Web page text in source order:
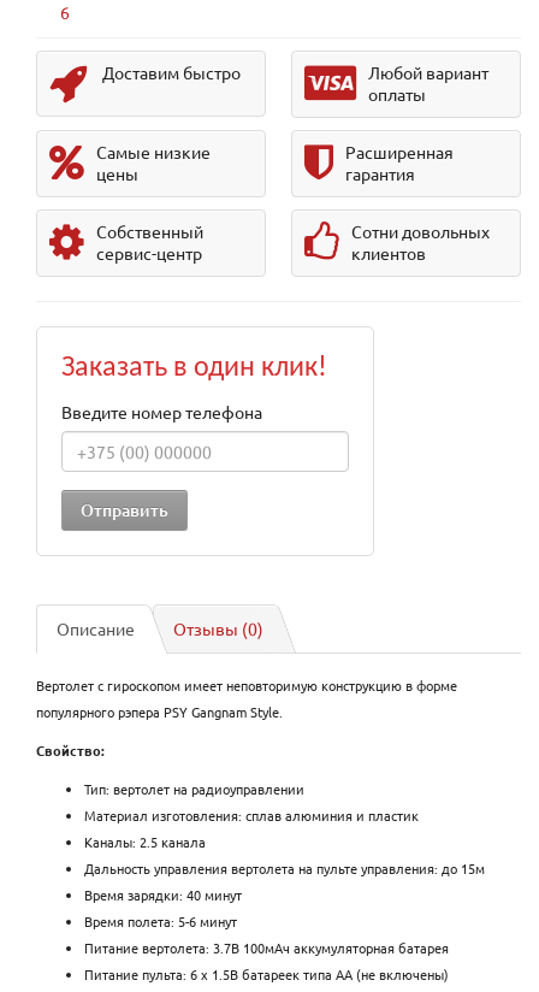
6
Доставим быстро
Любой вариант
оплаты
Самые низкие
цены
Расширенная
гарантия
Собственный
сервис-центр
Сотни довольных
клиентов
Заказать в один клик!
Введите номер телефона
Описание Отзывы (0)
Вертолет с гироскопом имеет неповторимую конструкцию в форме
популярного рэпера PSY Gangnam Style.
Свойство:
Тип: вертолет на радиоуправлении
Материал изготовления: сплав алюминия и пластик
Каналы: 2.5 канала
Дальность управления вертолета на пульте управления: до 15м
Время зарядки: 40 минут
Время полета: 5-6 минут
Питание вертолета: 3.7В 100мАч аккумуляторная батарея
Питание пульта: 6 х 1.5В батареек типа АА (не включены)